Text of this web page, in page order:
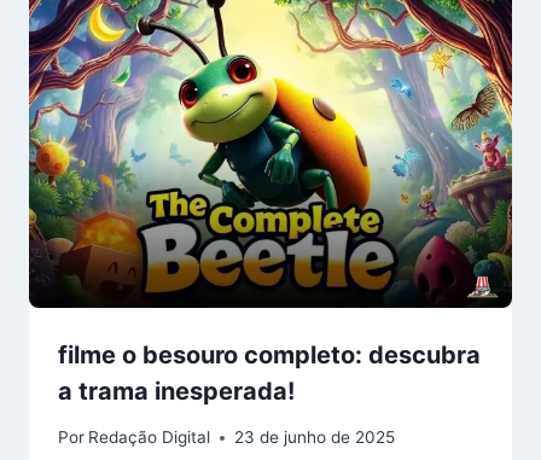
filme o besouro completo: descubra
a trama inesperada!
Por Redação Digital 23 de junho de 2025